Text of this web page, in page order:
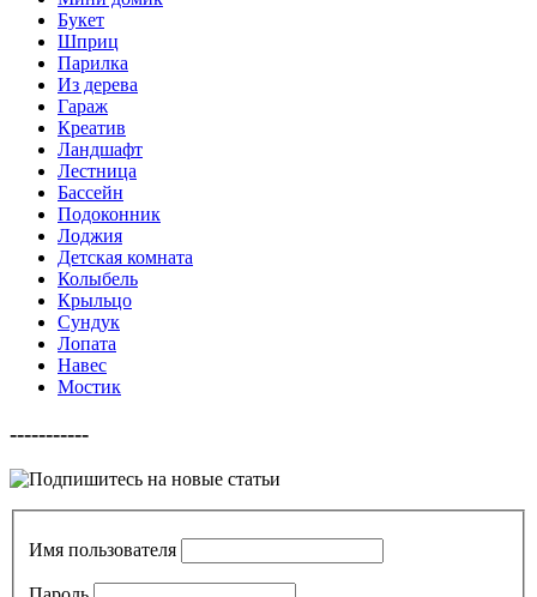
Букет
Шприц
Парилка
Из дерева
Гараж
Креатив
Ландшафт
Лестница
Бассейн
Подоконник
Лоджия
Детская комната
Колыбель
Крыльцо
Сундук
Лопата
Навес
Мостик
-----------
Имя пользователя